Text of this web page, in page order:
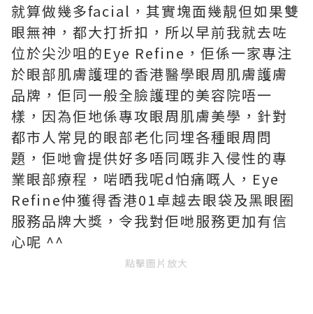
就算做幾多facial，其實塊面幾靚但如果雙
眼無神，都大打折扣，所以早前我就去咗
位於尖沙咀的Eye Refine，佢係一家專注
於眼部肌膚護理的香港醫學眼周肌膚護膚
品牌，佢同一般全臉護理的美容院唔一
樣，因為佢地係專攻眼周肌膚美學，針對
都市人常見的眼部老化同埋各種眼周問
題，佢哋會提供好多唔同嘅非入侵性的專
業眼部療程，啱晒我呢d怕痛嘅人，Eye
Refine仲獲得香港01卓越去眼袋及黑眼圈
服務品牌大獎，令我對佢哋服務更加有信
心呢 ^^
點擊圖片放大